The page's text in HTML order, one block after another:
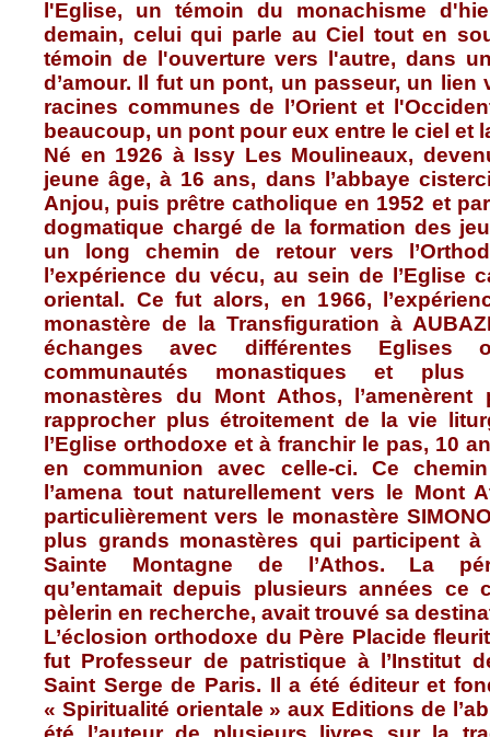
l'Eglise, un témoin du monachisme
demain, celui qui parle au Ciel tout en
témoin de l'ouverture vers l'autre, dans
d’amour. Il fut un pont, un passeur, un
racines communes de l’Orient et
beaucoup, un pont pour eux entre le ciel et
Né en 1926 à Issy Les Moulineaux,
jeune âge, à 16 ans, dans l’abbaye
Anjou, puis prêtre catholique en 1952 et
dogmatique chargé de la formation des
un long chemin de retour vers
l’expérience du vécu, au sein de l’Eglise
oriental. Ce fut alors, en 1966,
monastère de la Transfiguration à
échanges avec différentes Eglises
communautés monastiques et plus
monastères du Mont Athos, l’amenèrent
rapprocher plus étroitement de la vie
l’Eglise orthodoxe et à franchir le pas, 10
en communion avec celle-ci. Ce chemin
l’amena tout naturellement vers le Mont
particulièrement vers le monastère
plus grands monastères qui participent
Sainte Montagne de l’Athos. La
qu’entamait depuis plusieurs années ce
pèlerin en recherche, avait trouvé sa
L’éclosion orthodoxe du Père Placide
fut Professeur de patristique à l’Institut
Saint Serge de Paris. Il a été éditeur et
« Spiritualité orientale » aux Editions de